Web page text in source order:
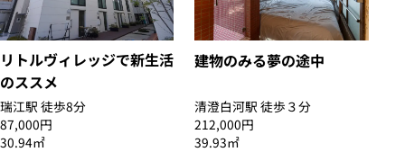
リトルヴィレッジで新生活
のススメ
瑞江駅 徒歩8分
87,000円
30.94㎡
建物のみる夢の途中
清澄白河駅 徒歩３分
212,000円
39.93㎡